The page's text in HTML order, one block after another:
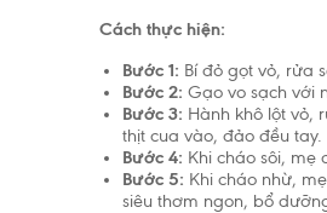
Cách thực hiện:
Bước 1: Bí đỏ gọt vỏ, rửa
Bước 2:Gạo vo sạch với
Bước 3: Hành khô lột vỏ,
thịt cua vào, đảo đều tay.
Bước 4: Khi cháo sôi, mẹ
Bước 5: Khi cháo nhừ,
siêu thơm ngon, bổ